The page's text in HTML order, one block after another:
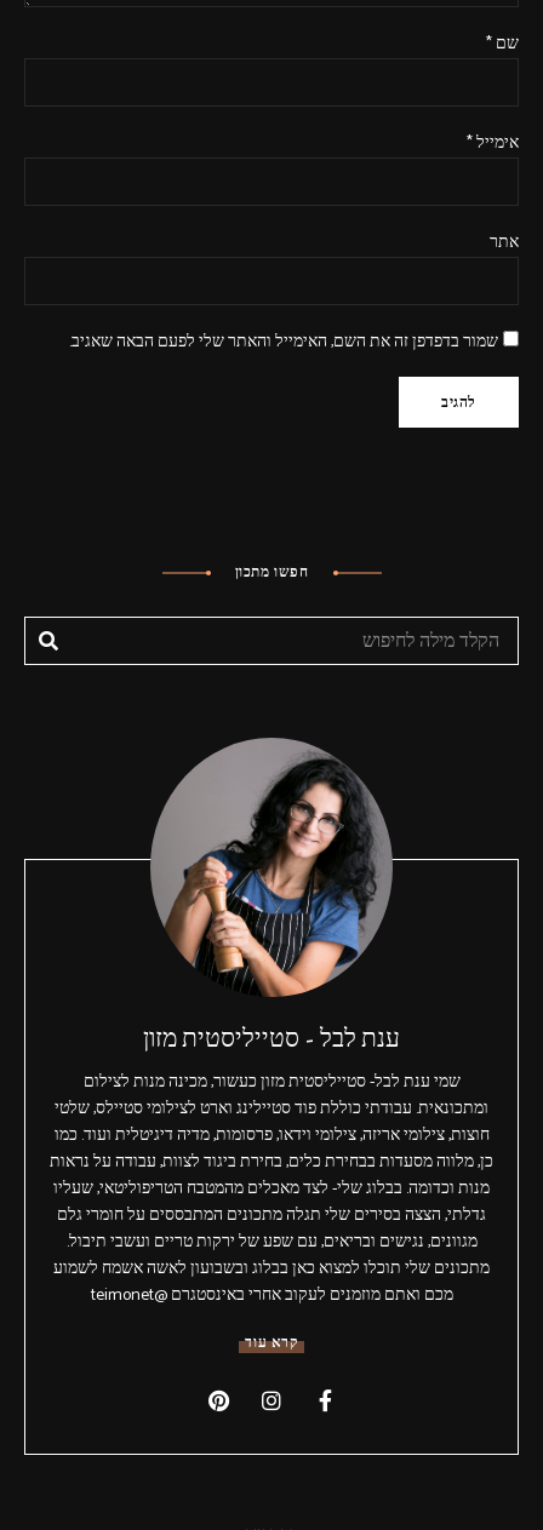
שם*
אימייל*
אתר
שמור בדפדפן זה את השם, האימייל והאתר שלי לפעם הבאה שאגיב.
חפשו מתכון
ענת לבל - סטייליסטית מזון
שמי ענת לבל- סטייליסטית מזון כעשור, מכינה מנות לצילום
ומתכונאית. עבודתי כוללת פוד סטיילינג וארט לצילומי סטיילס, שלטי
חוצות, צילומי אריזה, צילומי וידאו, פרסומות, מדיה דיגיטלית ועוד. כמו
כן, מלווה מסעדות בבחירת כלים, בחירת ביגוד לצוות, עבודה על נראות
מנות וכדומה. בבלוג שלי- לצד מאכלים מהמטבח הטריפוליטאי, שעליו
גדלתי, הצצה בסירים שלי תגלה מתכונים המתבססים על חומרי גלם
מגוונים, נגישים ובריאים, עם שפע של ירקות טריים ועשבי תיבול.
מתכונים שלי תוכלו למצוא כאן בבלוג ובשבועון לאשה אשמח לשמוע
מכם ואתם מוזמנים לעקוב אחרי באינסטגרם @teimonet
קרא עוד